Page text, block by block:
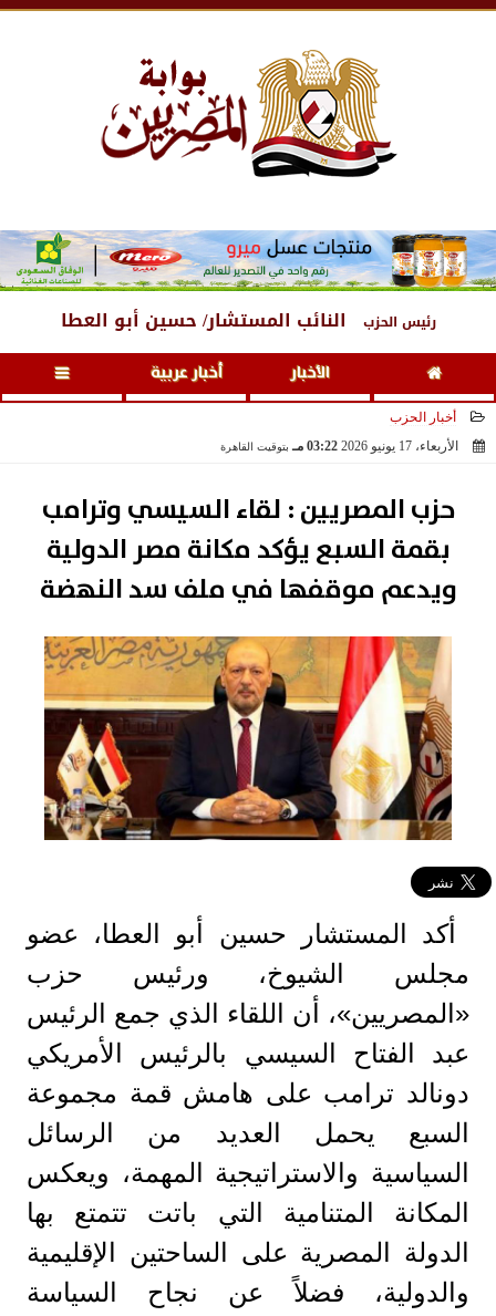
رئيس الحزب النائب المستشار/ حسين أبو العطا
الأخبار أخبار عربية
أخبار الحزب
الأربعاء، 17 يونيو 2026
03:22 مـ بتوقيت القاهرة
حزب المصريين : لقاء السيسي وترامب
بقمة السبع يؤكد مكانة مصر الدولية
ويدعم موقفها في ملف سد النهضة
أكد المستشار حسين أبو العطا، عضو
مجلس الشيوخ، ورئيس حزب
«المصريين»، أن اللقاء الذي جمع الرئيس
عبد الفتاح السيسي بالرئيس الأمريكي
دونالد ترامب على هامش قمة مجموعة
السبع يحمل العديد من الرسائل
السياسية والاستراتيجية المهمة، ويعكس
المكانة المتنامية التي باتت تتمتع بها
الدولة المصرية على الساحتين الإقليمية
والدولية، فضلاً عن نجاح السياسة